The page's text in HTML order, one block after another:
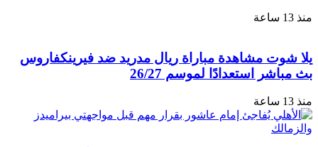
منذ 13 ساعة
يلا شوت مشاهدة مباراة ريال مدريد ضد فيرينكفاروس
بث مباشر استعدادًا لموسم 26/27
منذ 13 ساعة